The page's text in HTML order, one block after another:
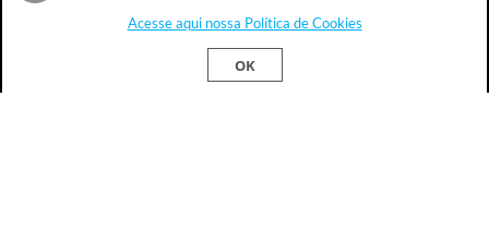
Este site usa cookies para melhorar sua
Política de Privacidade
Acesse aqui nossa Política de Cookies
OK